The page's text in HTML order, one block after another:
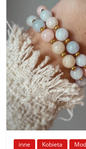
rady
–
poznaj
te
Porady
inne Kobieta